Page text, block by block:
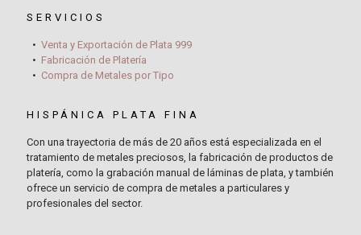
SERVICIOS
Venta y Exportación de Plata 999
Fabricación de Platería
Compra de Metales por Tipo
HISPÁNICA PLATA FINA
Con una trayectoria de más de 20 años está especializada en el
tratamiento de metales preciosos, la fabricación de productos de
platería, como la grabación manual de láminas de plata, y también
ofrece un servicio de compra de metales a particulares y
profesionales del sector.